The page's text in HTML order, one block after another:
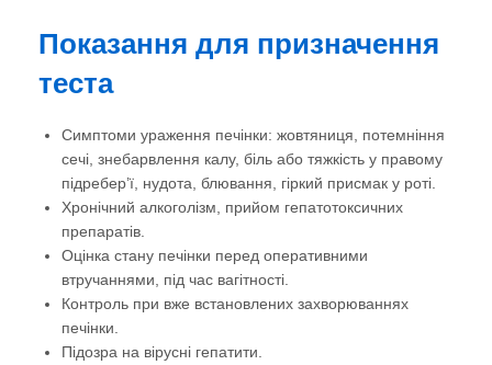
Показання для призначення
теста
Симптоми ураження печінки: жовтяниця, потемніння
сечі, знебарвлення калу, біль або тяжкість у правому
підребер’ї, нудота, блювання, гіркий присмак у роті.
Хронічний алкоголізм, прийом гепатотоксичних
препаратів.
Оцінка стану печінки перед оперативними
втручаннями, під час вагітності.
Контроль при вже встановлених захворюваннях
печінки.
Підозра на вірусні гепатити.